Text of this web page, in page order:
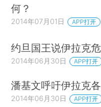
何？
2014年07月01日 APP打开
约旦国王说伊拉克
2014年06月30日 APP打开
潘基文呼吁伊拉克
2014年06月30日 APP打开